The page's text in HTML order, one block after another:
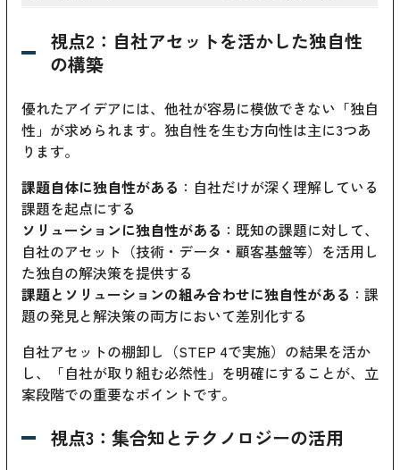
視点2：自社アセットを活かした独自性
の構築
優れたアイデアには、他社が容易に模倣できない「独自
性」が求められます。独自性を生む方向性は主に3つあ
ります。
課題自体に独自性がある ：自社だけが深く理解している
課題を起点にする
ソリューションに独自性がある ：既知の課題に対して、
自社のアセット（技術・データ・顧客基盤等）を活用し
た独自の解決策を提供する
課題とソリューションの組み合わせに独自性がある ：課
題の発見と解決策の両方において差別化する
自社アセットの棚卸し（STEP 4で実施）の結果を活か
し、「自社が取り組む必然性」を明確にすることが、立
案段階での重要なポイントです。
視点3：集合知とテクノロジーの活用